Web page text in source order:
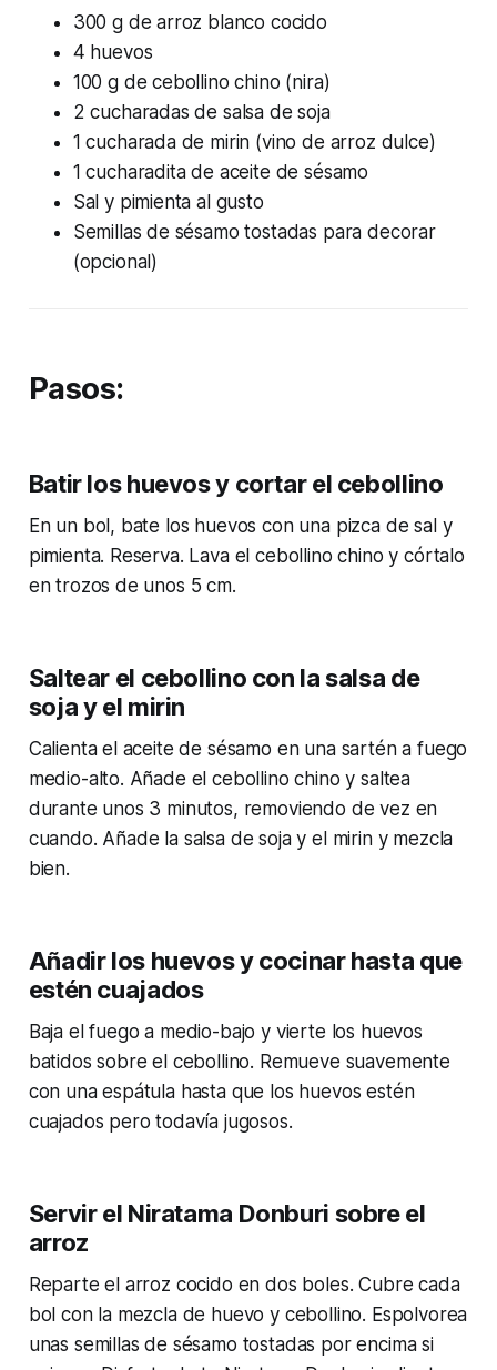
300 g de arroz blanco cocido
4 huevos
100 g de cebollino chino (nira)
2 cucharadas de salsa de soja
1 cucharada de mirin (vino de arroz dulce)
1 cucharadita de aceite de sésamo
Sal y pimienta al gusto
Semillas de sésamo tostadas para decorar
(opcional)
Pasos:
Batir los huevos y cortar el cebollino
En un bol, bate los huevos con una pizca de sal y
pimienta. Reserva. Lava el cebollino chino y córtalo
en trozos de unos 5 cm.
Saltear el cebollino con la salsa de
soja y el mirin
Calienta el aceite de sésamo en una sartén a fuego
medio-alto. Añade el cebollino chino y saltea
durante unos 3 minutos, removiendo de vez en
cuando. Añade la salsa de soja y el mirin y mezcla
bien.
Añadir los huevos y cocinar hasta que
estén cuajados
Baja el fuego a medio-bajo y vierte los huevos
batidos sobre el cebollino. Remueve suavemente
con una espátula hasta que los huevos estén
cuajados pero todavía jugosos.
Servir el Niratama Donburi sobre el
arroz
Reparte el arroz cocido en dos boles. Cubre cada
bol con la mezcla de huevo y cebollino. Espolvorea
unas semillas de sésamo tostadas por encima si